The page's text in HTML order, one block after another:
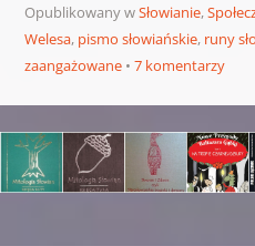
Opublikowany wSłowianie,
Welesa, pismo słowiańskie, runy
zaangażowane
7 komentarzy